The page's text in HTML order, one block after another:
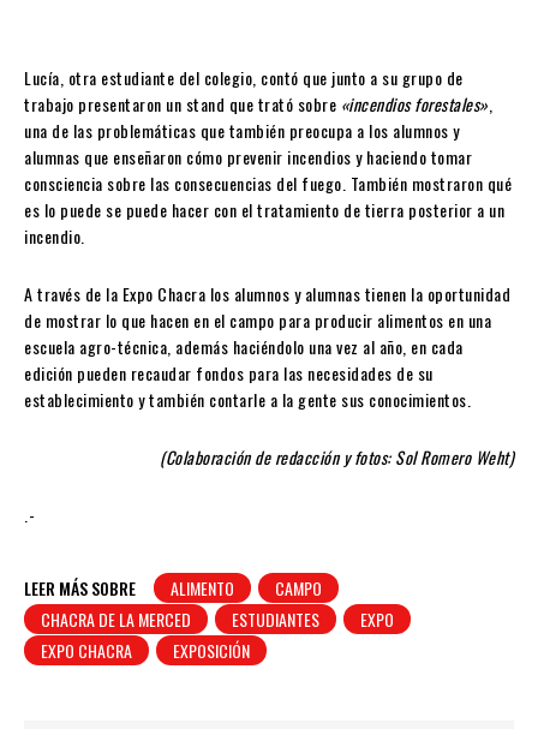
Lucía, otra estudiante del colegio, contó que junto a su grupo de
trabajo presentaron un stand que trató sobre «incendios forestales»,
una de las problemáticas que también preocupa a los alumnos y
alumnas que enseñaron cómo prevenir incendios y haciendo tomar
consciencia sobre las consecuencias del fuego. También mostraron qué
es lo puede se puede hacer con el tratamiento de tierra posterior a un
incendio.
A través de la Expo Chacra los alumnos y alumnas tienen la oportunidad
de mostrar lo que hacen en el campo para producir alimentos en una
escuela agro-técnica, además haciéndolo una vez al año, en cada
edición pueden recaudar fondos para las necesidades de su
establecimiento y también contarle a la gente sus conocimientos.
(Colaboración de redacción y fotos: Sol Romero Weht)
.-
LEER MÁS SOBRE ALIMENTO
CAMPO
CHACRA DE LA MERCED
ESTUDIANTES
EXPO
EXPO CHACRA
EXPOSICIÓN